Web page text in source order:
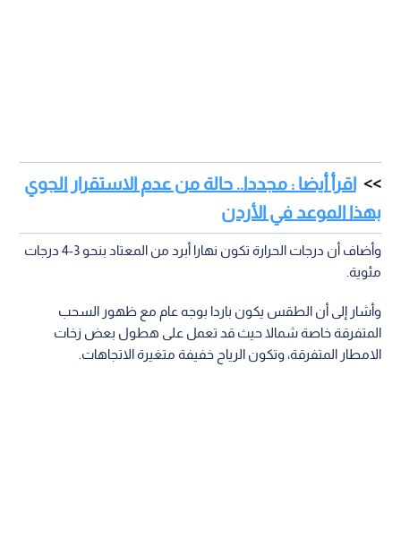
اقرأ أيضا : مجددا.. حالة من عدم الاستقرار الجوي
بهذا الموعد في الأردن
وأضاف أن درجات الحرارة تكون نهارا أبرد من المعتاد بنحو 3-4 درجات
مئوية.
وأشار إلى أن الطقس يكون باردا بوجه عام مع ظهور السحب
المتفرقة خاصة شمالا حيث قد تعمل على هطول بعض زخات
الامطار المتفرقة، وتكون الرياح خفيفة متغيرة الاتجاهات.